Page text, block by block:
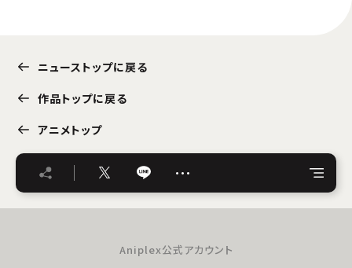
ニューストップに戻る
作品トップに戻る
アニメトップ
…
Aniplex公式アカウント